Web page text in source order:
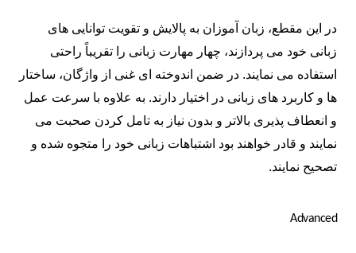
در این مقطع، زبان آموزان به پالایش و تقویت توانایی های
زبانی خود می پردازند، چهار مهارت زبانی را تقریباً راحتی
استفاده می نمایند. در ضمن اندوخته ای غنی از واژگان، ساختار
ها و کاربرد های زبانی در اختیار دارند. به علاوه با سرعت عمل
و انعطاف پذیری بالاتر و بدون نیاز به تامل کردن صحبت می
نمایند و قادر خواهند بود اشتباهات زبانی خود را متجوه شده و
تصحیح نمایند.
Advanced